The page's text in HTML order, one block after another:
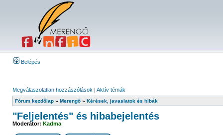
Belépés
Megválaszolatlan hozzászólások | Aktív témák
Fórum kezdőlap » Merengő » Kérések, javaslatok és hibák
"Feljelentés" és hibabejelentés
Moderátor: Kadma